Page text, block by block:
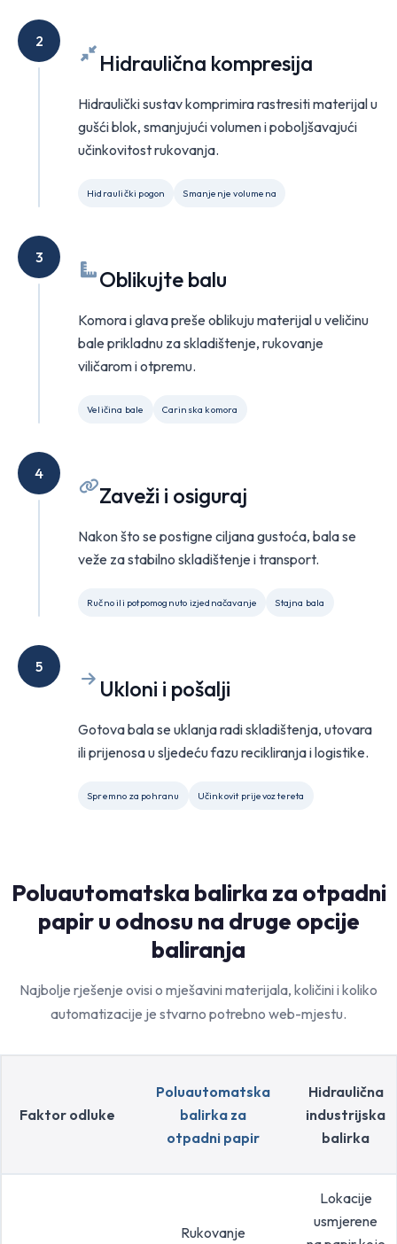
2
Hidraulična kompresija
Hidraulički sustav komprimira rastresiti materijal u
gušći blok, smanjujući volumen i poboljšavajući
učinkovitost rukovanja.
Hidraulički pogon Smanjenje volumena
3
Oblikujte balu
Komora i glava preše oblikuju materijal u veličinu
bale prikladnu za skladištenje, rukovanje
viličarom i otpremu.
Veličina bale Carinska komora
4
Zaveži i osiguraj
Nakon što se postigne ciljana gustoća, bala se
veže za stabilno skladištenje i transport.
Ručno ili potpomognuto izjednačavanje Stajna bala
5
Ukloni i pošalji
Gotova bala se uklanja radi skladištenja, utovara
ili prijenosa u sljedeću fazu recikliranja i logistike.
Spremno za pohranu Učinkovit prijevoz tereta
Poluautomatska balirka za otpadni
papir u odnosu na druge opcije
baliranja
Najbolje rješenje ovisi o mješavini materijala, količini i koliko
automatizacije je stvarno potrebno web-mjestu.
Faktor odluke
Poluautomatska
balirka za
otpadni papir
Hidraulična
industrijska
balirka
Rukovanje
Lokacije
usmjerene